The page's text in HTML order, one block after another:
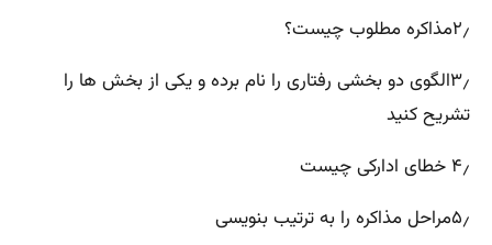
۲٫مذاکره مطلوب چیست؟
۳٫الگوی دو بخشی رفتاری را نام برده و یکی از بخش ها را
تشریح کنید
۴٫ خطای ادارکی چیست
۵٫مراحل مذاکره را به ترتیب بنویسی